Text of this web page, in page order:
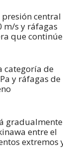
central
m/s y ráfagas
que continúe
categoría de
y ráfagas de
gradualmente
entre el
extremos